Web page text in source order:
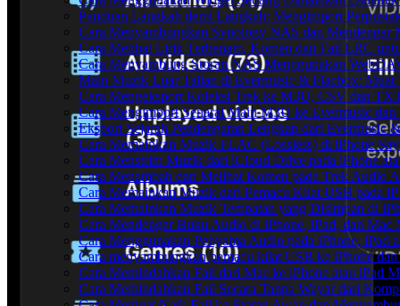
Panduan Langkah demi Langkah: Mengimport
Cara Menyambungkan Synology NAS dan Mendengar
Cara Melihat Lirik Terbenam, Komen dan Fail LRC
Cara Menyambung Storan NAS Menggunakan
Main Muzik Luar Talian di Evermusic & Flacbox: Muat
Cara Mengeksport Koleksi Trek ke M3U, CSV dan
Cara Mengimport Senarai Main M3U ke Evermusic dan
Eksport Sejarah Pendengaran Lengkap dari Evermusic
Cara Memainkan Muzik FLAC (Lossless) di iPhone
Cara Menstrim Muzik dari iCloud Drive pada iPhone
Cara Menambah dan Melihat Komen pada Trek Audio
Cara Memainkan Muzik dari Pemacu Kilat USB pada
Cara Memainkan Muzik Tempatan yang Disimpan di
Cara Mendengar Buku Audio di iPhone, iPad, dan Mac
Cara Menggunakan Penyama Audio pada iPhone, iPad
Cara menyambungkan pemacu kilat USB ke iPhone
Cara Memindahkan Fail dari Mac ke iPhone atau iPad
Cara Memindahkan Fail Secara Tanpa Wayar dari